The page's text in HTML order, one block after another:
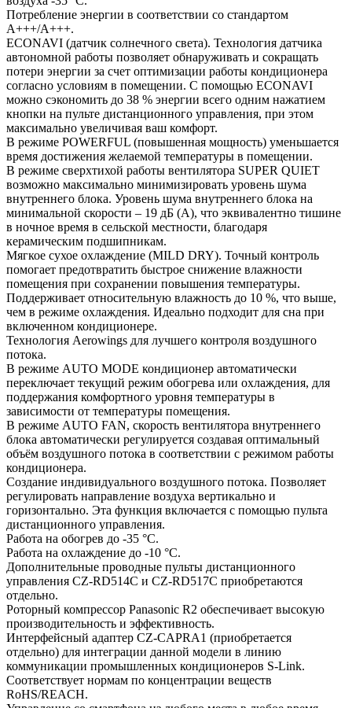
Потребление энергии в соответствии со стандартом
A+++/A+++.
ECONAVI (датчик солнечного света). Технология датчика
автономной работы позволяет обнаруживать и сокращать
потери энергии за счет оптимизации работы кондиционера
согласно условиям в помещении. С помощью ECONAVI
можно сэкономить до 38 % энергии всего одним нажатием
кнопки на пульте дистанционного управления, при этом
максимально увеличивая ваш комфорт.
В режиме POWERFUL (повышенная мощность) уменьшается
время достижения желаемой температуры в помещении.
В режиме сверхтихой работы вентилятора SUPER QUIET
возможно максимально минимизировать уровень шума
внутреннего блока. Уровень шума внутреннего блока на
минимальной скорости – 19 дБ (А), что эквивалентно тишине
в ночное время в сельской местности, благодаря
керамическим подшипникам.
Мягкое сухое охлаждение (MILD DRY). Точный контроль
помогает предотвратить быстрое снижение влажности
помещения при сохранении повышения температуры.
Поддерживает относительную влажность до 10 %, что выше,
чем в режиме охлаждения. Идеально подходит для сна при
включенном кондиционере.
Технология Aerowings для лучшего контроля воздушного
потока.
В режиме AUTO MODE кондиционер автоматически
переключает текущий режим обогрева или охлаждения, для
поддержания комфортного уровня температуры в
зависимости от температуры помещения.
В режиме AUTO FAN, скорость вентилятора внутреннего
блока автоматически регулируется создавая оптимальный
объём воздушного потока в соответствии с режимом работы
кондиционера.
Создание индивидуального воздушного потока. Позволяет
регулировать направление воздуха вертикально и
горизонтально. Эта функция включается с помощью пульта
дистанционного управления.
Работа на обогрев до -35 °С.
Работа на охлаждение до -10 °С.
Дополнительные проводные пульты дистанционного
управления CZ-RD514C и CZ-RD517C приобретаются
отдельно.
Роторный компрессор Panasonic R2 обеспечивает высокую
производительность и эффективность.
Интерфейсный адаптер CZ-CAPRA1 (приобретается
отдельно) для интеграции данной модели в линию
коммуникации промышленных кондиционеров S-Link.
Соответствует нормам по концентрации веществ
RoHS/REACH.